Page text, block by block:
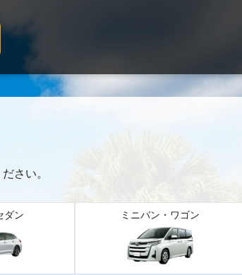
さい。
ダン ミニバン・ワゴン